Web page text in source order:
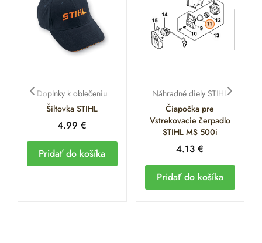
Doplnky k oblečeniu
Šiltovka STIHL
4.99€
Pridať do košíka
Náhradné diely STIHL
Čiapočka pre
Vstrekovacie čerpadlo
STIHL MS 500i
4.13€
Pridať do košíka